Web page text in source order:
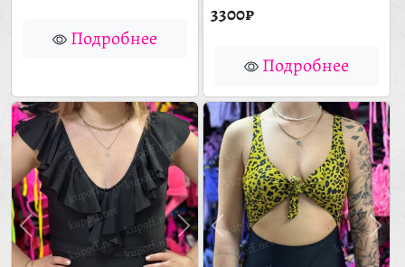
Подробнее
3300₽
Подробнее